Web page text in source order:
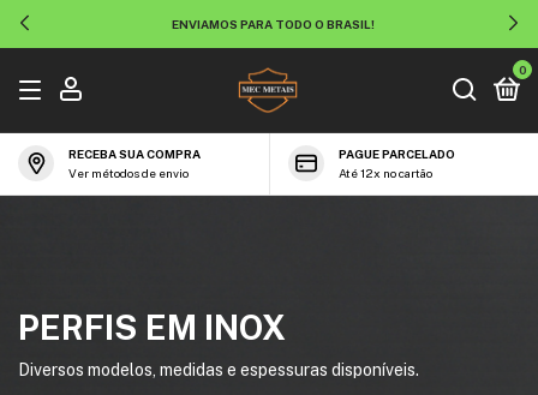
ENVIAMOS PARA TODO O BRASIL!
0
RECEBA SUA COMPRA
Ver métodos de envio
PAGUE PARCELADO
Até 12x no cartão
PERFIS EM INOX
Diversos modelos, medidas e espessuras disponíveis.